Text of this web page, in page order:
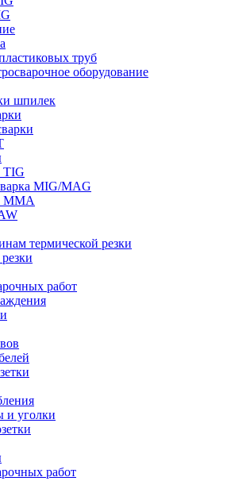
труб
оборудование
шпилек
TIG
MIG/MAG
MMA
термической резки
работ
и уголки
работ